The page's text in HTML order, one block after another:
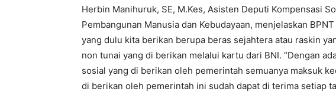
Herbin Manihuruk, SE, M.Kes, Asisten Deputi Kompensasi
Pembangunan Manusia dan Kebudayaan, menjelaskan
yang dulu kita berikan berupa beras sejahtera atau raskin
non tunai yang di berikan melalui kartu dari BNI. “Dengan
sosial yang di berikan oleh pemerintah semuanya maksuk
di berikan oleh pemerintah ini sudah dapat di terima setiap